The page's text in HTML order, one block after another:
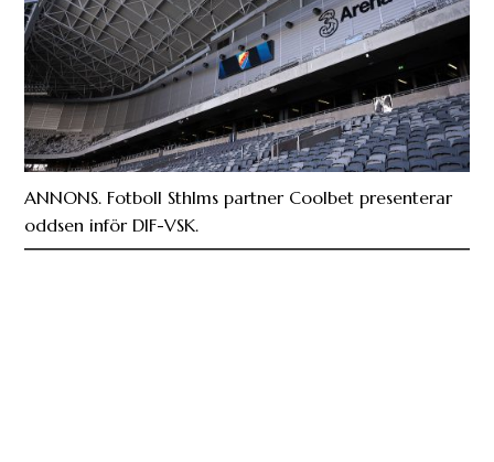
ANNONS. Fotboll Sthlms partner Coolbet presenterar
oddsen inför DIF-VSK.